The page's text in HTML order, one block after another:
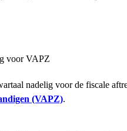
voor VAPZ
nadelig voor de fiscale
(VAPZ).